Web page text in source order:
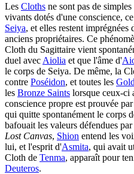
Les Cloths ne sont pas de
vivants dotés d'une conscience,
Seiya, et elles restent imprégnées
anciens propriétaires. Ce
Cloth du Sagittaire vient
duel avec Aiolia et que l'âme d'
le corps de Seiya. De même, la
contre Poséidon, et toutes les
les Bronze Saints lorsque ceux-ci
conscience propre est prouvée
qui quitte spontanément le corps
bafouait les valeurs défendues
Lost Canvas, Shion entend les
lui, et l'esprit d'Asmita, qui avait
Cloth de Tenma, apparaît pour
Deuteros.